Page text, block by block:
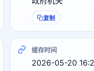
复制
缓存时间
2026-05-20